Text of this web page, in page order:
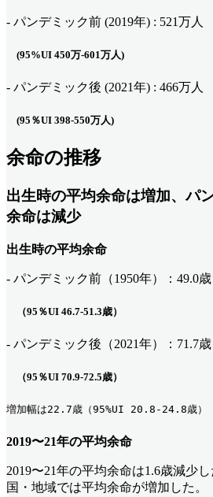
- パンデミック前 (2019年) : 521万人
(95%UI 450万-601万人)
- パンデミック後 (2021年) : 466万人
(95％UI 398-550万人)
余命の推移
出生時の平均余命は増加、パ
余命は減少
出生時の平均余命
- パンデミック前（1950年）：49.0歳
（95％UI 46.7-51.3歳）
- パンデミック後（2021年）：71.7歳
（95％UI 70.9-72.5歳）
増加幅は22.7歳（95%UI 20.8-24.8歳）
2019〜21年の平均余命
2019〜21年の平均余命は1.6歳減少
国・地域では平均余命が増加した。